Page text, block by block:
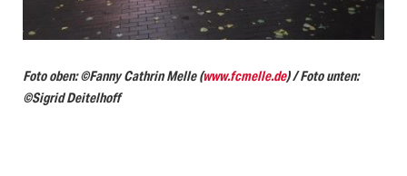
Foto oben: ©Fanny Cathrin Melle (www.fcmelle.de) / Foto unten:
©Sigrid Deitelhoff